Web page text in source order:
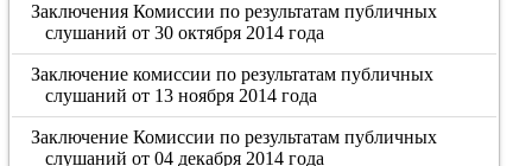
Заключения Комиссии по результатам публичных
слушаний от 30 октября 2014 года
Заключение комиссии по результатам публичных
слушаний от 13 ноября 2014 года
Заключение Комиссии по результатам публичных
слушаний от 04 декабря 2014 года